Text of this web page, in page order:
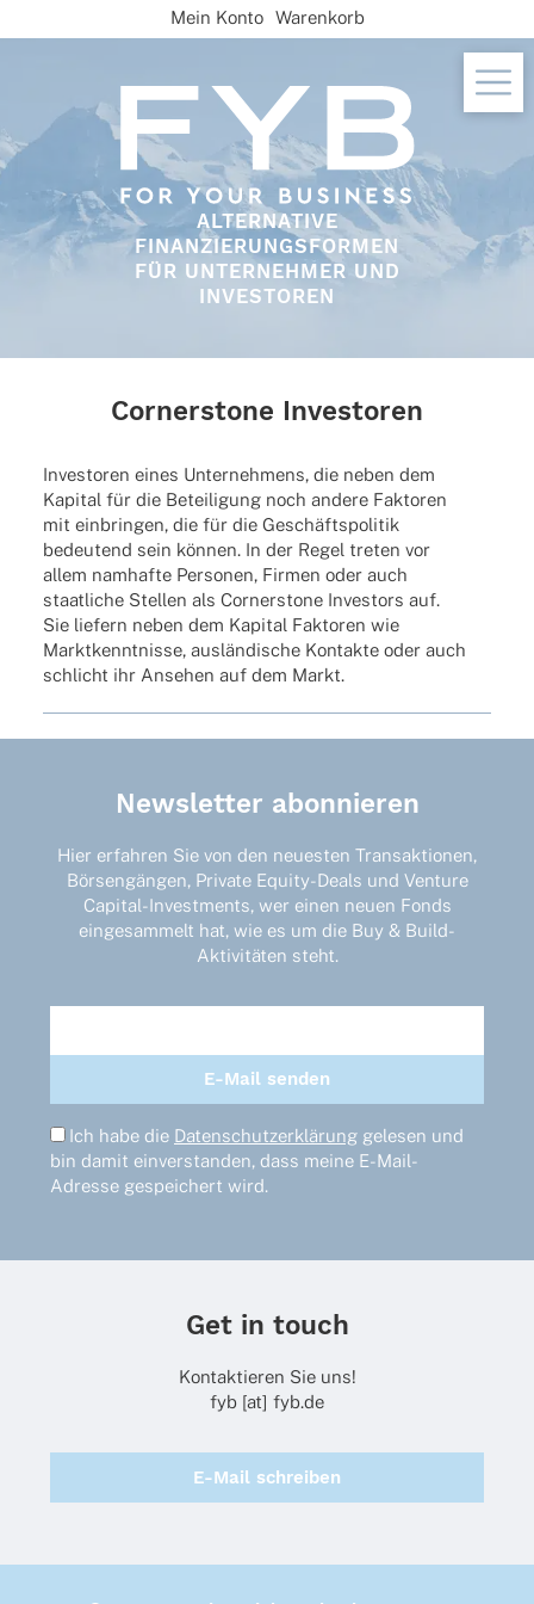
to
ALTERNATIVE
FINANZIERUNGSFORMEN
FÜR UNTERNEHMER UND
INVESTOREN
Mein Konto Warenkorb
Cornerstone Investoren
Inves­to­ren eines Unter­neh­mens, die neben dem
Kapi­tal für die Betei­li­gung noch andere Fakto­ren
mit einbrin­gen, die für die Geschäfts­po­li­tik
bedeu­tend sein können. In der Regel treten vor
allem namhafte Perso­nen, Firmen oder auch
staat­li­che Stel­len als Corner­stone Inves­tors auf.
Sie liefern neben dem Kapi­tal Fakto­ren wie
Markt­kennt­nisse, auslän­di­sche Kontakte oder auch
schlicht ihr Anse­hen auf dem Markt.
Newsletter abonnieren
Hier erfahren Sie von den neuesten Transaktionen,
Börsengängen, Private Equity-Deals und Venture
Capital-Investments, wer einen neuen Fonds
eingesammelt hat, wie es um die Buy & Build-
Aktivitäten steht.
Ich habe die Datenschutzerklärung gelesen und
bin damit einverstanden, dass meine E-Mail-
Adresse gespeichert wird.
Get in touch
Kontaktieren Sie uns!
fyb [at] fyb.de
E-Mail schreiben